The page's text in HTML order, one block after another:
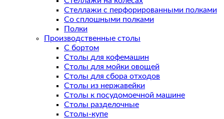
Стеллажи с перфорированными полками
Со сплошными полками
Полки
Производственные столы
С бортом
Столы для кофемашин
Столы для мойки овощей
Столы для сбора отходов
Столы из нержавейки
Столы к посудомоечной машине
Столы разделочные
Столы-купе